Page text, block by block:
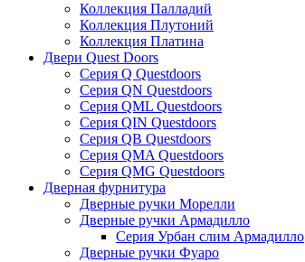
Коллекция Палладий
Коллекция Плутоний
Коллекция Платина
Двери Quest Doors
Серия Q Questdoors
Серия QN Questdoors
Серия QML Questdoors
Серия QIN Questdoors
Серия QB Questdoors
Серия QMA Questdoors
Серия QMG Questdoors
Дверная фурнитура
Дверные ручки Морелли
Дверные ручки Армадилло
Серия Урбан слим Армадилло
Дверные ручки Фуаро